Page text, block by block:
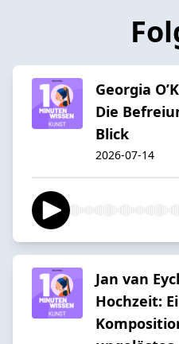
Georgia
Die
Blick
2026-07-14
Jan van
Hochzeit: